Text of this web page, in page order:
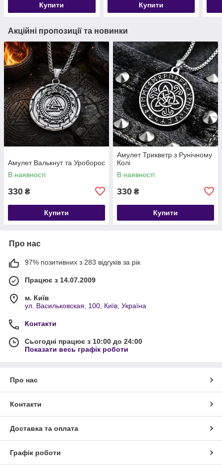
Купити Купити
Акційні пропозиції та новинки
Амулет Валькнут та Уроборос
В наявності
330 ₴
Купити
Амулет Трикветр з Рунічному
Колі
В наявності
330 ₴
Купити
Про нас
97% позитивних з 283 відгуків за рік
Працює з 14.07.2009
м. Київ
ул. Васильковская, 100, Київ, Україна
Контакти
Сьогодні працює з 10:00 до 24:00
Показати весь графік роботи
Про нас
Контакти
Доставка та оплата
Графік роботи